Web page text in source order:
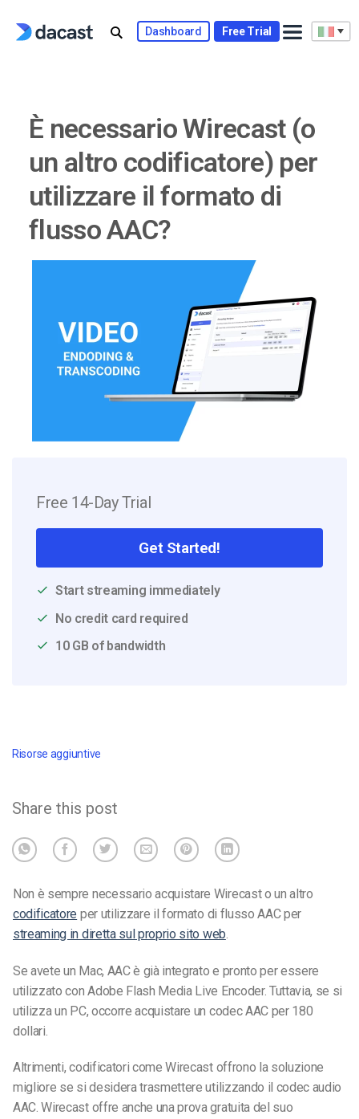
Dashboard Free Trial
È necessario Wirecast (o
un altro codificatore) per
utilizzare il formato di
flusso AAC?
Free 14-Day Trial
Get Started!
Start streaming immediately
No credit card required
10 GB of bandwidth
Risorse aggiuntive
Share this post
Non è sempre necessario acquistare Wirecast o un altro
codificatore per utilizzare il formato di flusso AAC per
streaming in diretta sul proprio sito web
Se avete un Mac, AAC è già integrato e pronto per essere
utilizzato con Adobe Flash Media Live Encoder. Tuttavia, se si
utilizza un PC, occorreacquistare un codec AAC per 180
dollari
Altrimenti, codificatori come Wirecast offrono la soluzione
migliore se si desidera trasmettere utilizzando il codec audio
AAC. Wirecast offre anche una prova gratuita del suo